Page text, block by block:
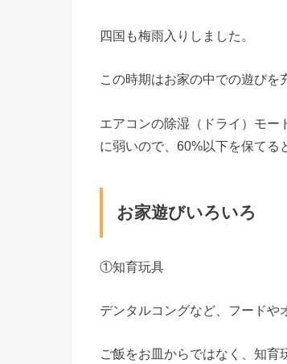
四国も梅雨入りしました。
この時期はお家の中での遊びを
エアコンの除湿（ドライ）モー
に弱いので、60%以下を保てる
お家遊びいろいろ
①知育玩具
デンタルコングなど、フードや
ご飯をお皿からではなく、知育